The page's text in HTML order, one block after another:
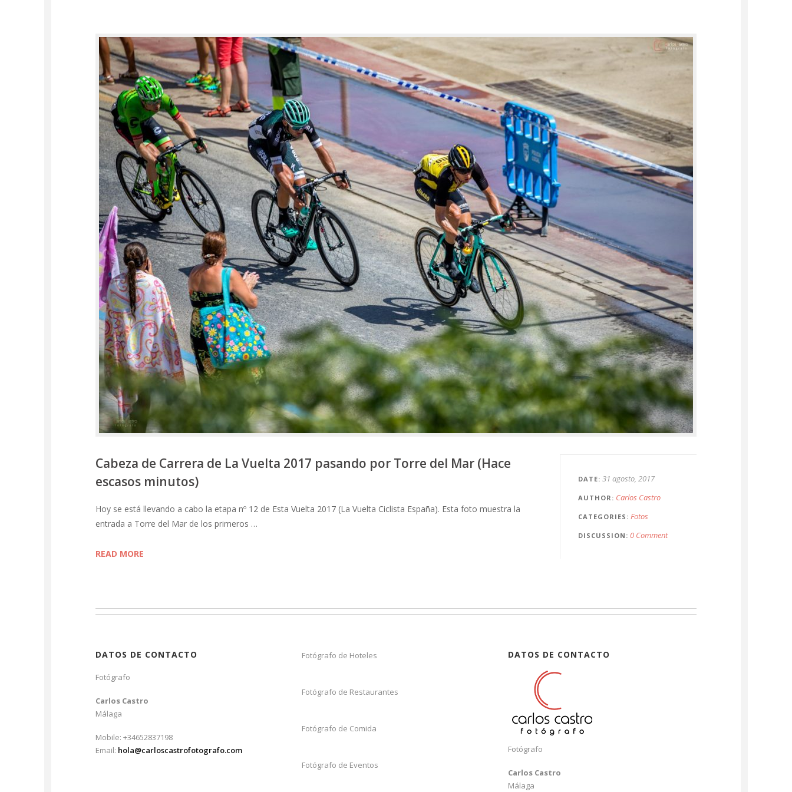
DATE 31 agosto, 2017
AUTHOR Carlos Castro
CATEGORIES Fotos
DISCUSSION 0 Comment
Cabeza de Carrera de La Vuelta 2017 pasando por Torre del Mar (Hace
escasos minutos)
Hoy se está llevando a cabo la etapa nº 12 de Esta Vuelta 2017 (La Vuelta Ciclista España). Esta foto muestra la
entrada a Torre del Mar de los primeros …
READ MORE
DATOS DE CONTACTO
Fotógrafo
Carlos Castro
Málaga
Mobile: +34652837198
Email: hola@carloscastrofotografo.com
Fotógrafo de Hoteles
Fotógrafo de Restaurantes
Fotógrafo de Comida
Fotógrafo de Eventos
DATOS DE CONTACTO
Fotógrafo
Carlos Castro
Málaga